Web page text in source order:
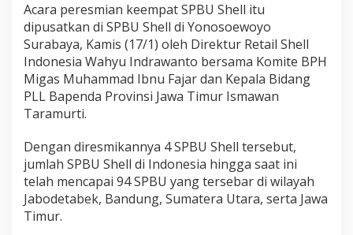
Acara peresmian keempat SPBU Shell itu
dipusatkan di SPBU Shell di Yonosoewoyo
Surabaya, Kamis (17/1) oleh Direktur Retail Shell
Indonesia Wahyu Indrawanto bersama Komite BPH
Migas Muhammad Ibnu Fajar dan Kepala Bidang
PLL Bapenda Provinsi Jawa Timur Ismawan
Taramurti.
Dengan diresmikannya 4 SPBU Shell tersebut,
jumlah SPBU Shell di Indonesia hingga saat ini
telah mencapai 94 SPBU yang tersebar di wilayah
Jabodetabek, Bandung, Sumatera Utara, serta Jawa
Timur.